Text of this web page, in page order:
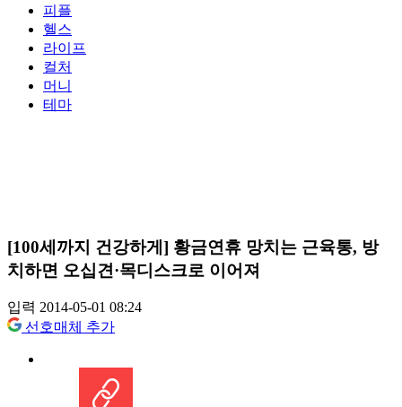
피플
헬스
라이프
컬처
머니
테마
[100세까지 건강하게] 황금연휴 망치는 근육통, 방
치하면 오십견·목디스크로 이어져
입력 2014-05-01 08:24
선호매체 추가